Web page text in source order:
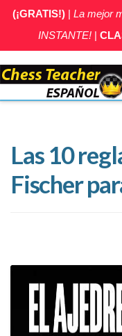
(¡GRATIS!) | La mejor
INSTANTE!|
Las 10
Fischer